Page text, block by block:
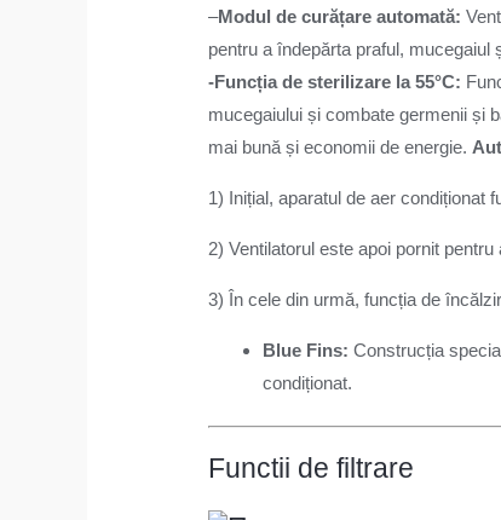
–Modul de curățare automată:
pentru a îndepărta praful, mucegaiul
-Funcția de sterilizare la 55°C:
mucegaiului și combate germenii și
mai bună și economii de energie.
1) Inițial, aparatul de aer condiționat
2) Ventilatorul este apoi pornit
3) În cele din urmă, funcția de
Blue Fins: Construcția
condiționat.
Functii de filtrare